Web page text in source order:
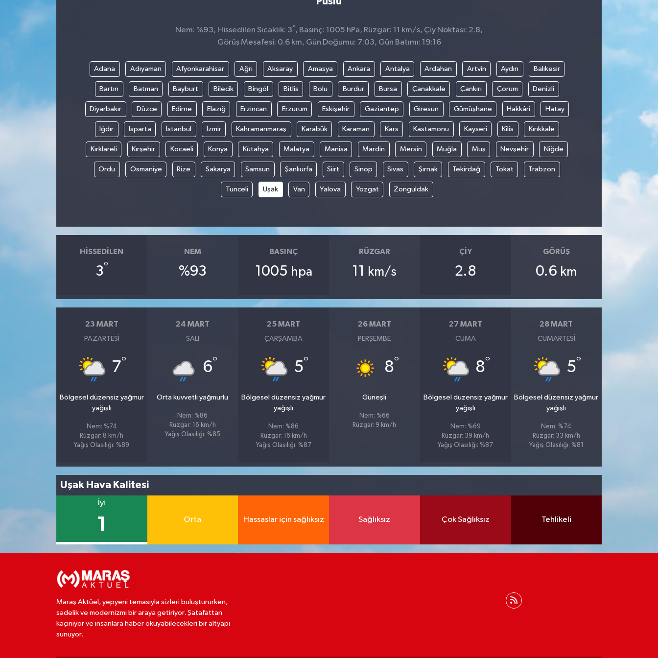
Nem: %93, Hissedilen Sıcaklık: 3° , Basınç: 1005 hPa, Rüzgar: 11 km/s, Çiy Noktası: 2.8,
Görüş Mesafesi: 0.6 km, Gün Doğumu: 7:03, Gün Batımı: 19:16
Adana Adıyaman Afyonkarahisar Ağrı Aksaray Amasya Ankara Antalya Ardahan Artvin Aydın Balıkesir
Bartın Batman Bayburt Bilecik Bingöl Bitlis Bolu Burdur Bursa Çanakkale Çankırı Çorum Denizli
Diyarbakır Düzce Edirne Elazığ Erzincan Erzurum Eskişehir Gaziantep Giresun Gümüşhane Hakkâri Hatay
Iğdır Isparta İstanbul İzmir Kahramanmaraş Karabük Karaman Kars Kastamonu Kayseri Kilis Kırıkkale
Kırklareli Kırşehir Kocaeli Konya Kütahya Malatya Manisa Mardin Mersin Muğla Muş Nevşehir Niğde
Ordu Osmaniye Rize Sakarya Samsun Şanlıurfa Siirt Sinop Sivas Şırnak Tekirdağ Tokat Trabzon
Tunceli Uşak Van Yalova Yozgat Zonguldak
HISSEDILEN
3°
NEM
%93
BASINÇ
1005 hpa
RÜZGAR
11 km/s
ÇIY
2.8
GÖRÜŞ
0.6 km
23 MART
PAZARTESI
7°
Bölgesel düzensiz yağmur
yağışlı
Nem: %74
Rüzgar: 8 km/h
Yağış Olasılığı: %89
24 MART
SALI
6°
Orta kuvvetli yağmurlu
Nem: %86
Rüzgar: 16 km/h
Yağış Olasılığı: %85
25 MART
ÇARŞAMBA
5°
Bölgesel düzensiz yağmur
yağışlı
Nem: %86
Rüzgar: 16 km/h
Yağış Olasılığı: %87
26 MART
PERŞEMBE
8°
Güneşli
Nem: %66
Rüzgar: 9 km/h
27 MART
CUMA
8°
Bölgesel düzensiz yağmur
yağışlı
Nem: %69
Rüzgar: 39 km/h
Yağış Olasılığı: %87
28 MART
CUMARTESI
5°
Bölgesel düzensiz yağmur
yağışlı
Nem: %74
Rüzgar: 33 km/h
Yağış Olasılığı: %81
Uşak Hava Kalitesi
İyi
1 Orta Hassaslar için sağlıksız Sağlıksız Çok Sağlıksız Tehlikeli
Maraş Aktüel, yepyeni temasıyla sizleri buluştururken,
sadelik ve modernizmi bir araya getiriyor. Şatafattan
kaçınıyor ve insanlara haber okuyabilecekleri bir altyapı
sunuyor.